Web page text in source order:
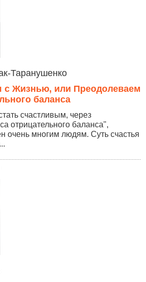
Таранушенко
с Жизнью, или Преодолеваем
баланса
счастливым, через
отрицательного баланса",
очень многим людям. Суть счастья